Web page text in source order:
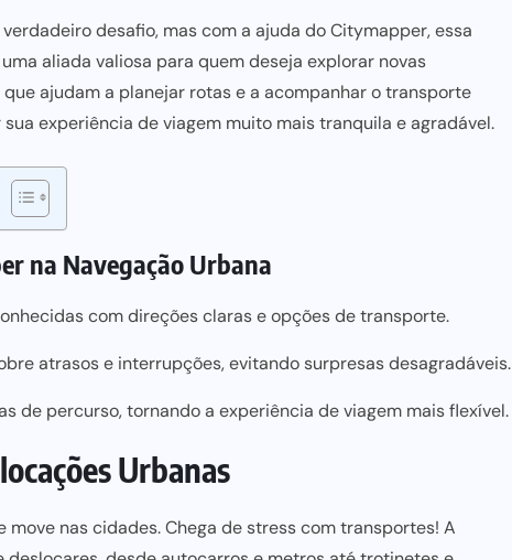
desafio, mas com a ajuda do Citymapper, essa
aliada valiosa para quem deseja explorar novas
ajudam a planejar rotas e a acompanhar o transporte
experiência de viagem muito mais tranquila e agradável.
na Navegação Urbana
com direções claras e opções de transporte.
atrasos e interrupções,evitando surpresasdesagradáveis.
de percurso, tornando a experiência de viagem mais flexível.
Urbanas
nas cidades. Chega de stress com transportes! A